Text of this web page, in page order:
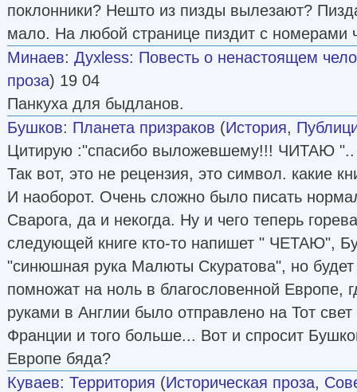
поклонники? Нешто из пизды вылезают?
мало. На любой странице пиздит с номерами
Минаев: Духless: Повесть о ненастоящем
проза) 19 04
Панкуха для быдланов.
Бушков: Планета призраков (История,
Цитирую :"спасибо выложевшему!!! ЧИТАЮ "..
Так вот, это не рецензия, это символ. какие
И наоборот. Очень сложно было писать
Сварога, да и некогда. Ну и чего теперь
следующей книге кто-то напишет " ЧЕТАЮ",
"синюшная рука Малюты Скуратова", но
помножат на ноль в благословенной Европе,
руками в Англии было отправлено на Тот
Франции и того больше... Вот и спросит
Европе бяда?
Куваев: Территория (Историческая проза,